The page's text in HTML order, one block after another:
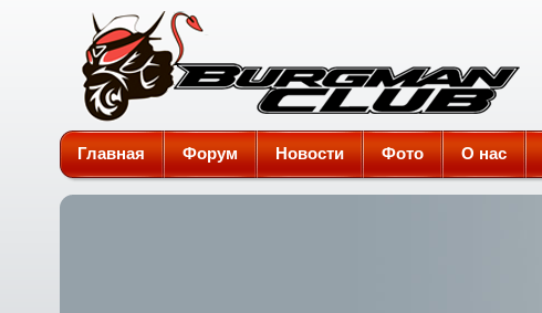
Burgman-Club
Главная Форум Новости Фото О нас